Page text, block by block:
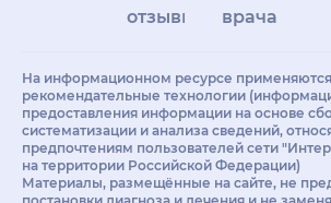
отзывы
врачам
На информационном ресурсе применяются
рекомендательные технологии
предоставления информации на основе
систематизации и анализа сведений,
предпочтениям пользователей сети
на территории Российской Федерации)
Материалы, размещённые на сайте, не